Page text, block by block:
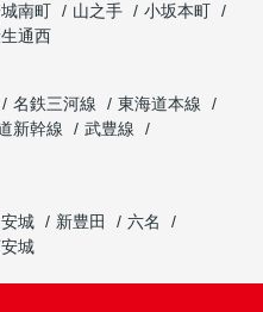
南町 山之手
小坂本町
通西
名鉄三河線
東海道本線
新幹線
武豊線
安城 新豊田
六名
城